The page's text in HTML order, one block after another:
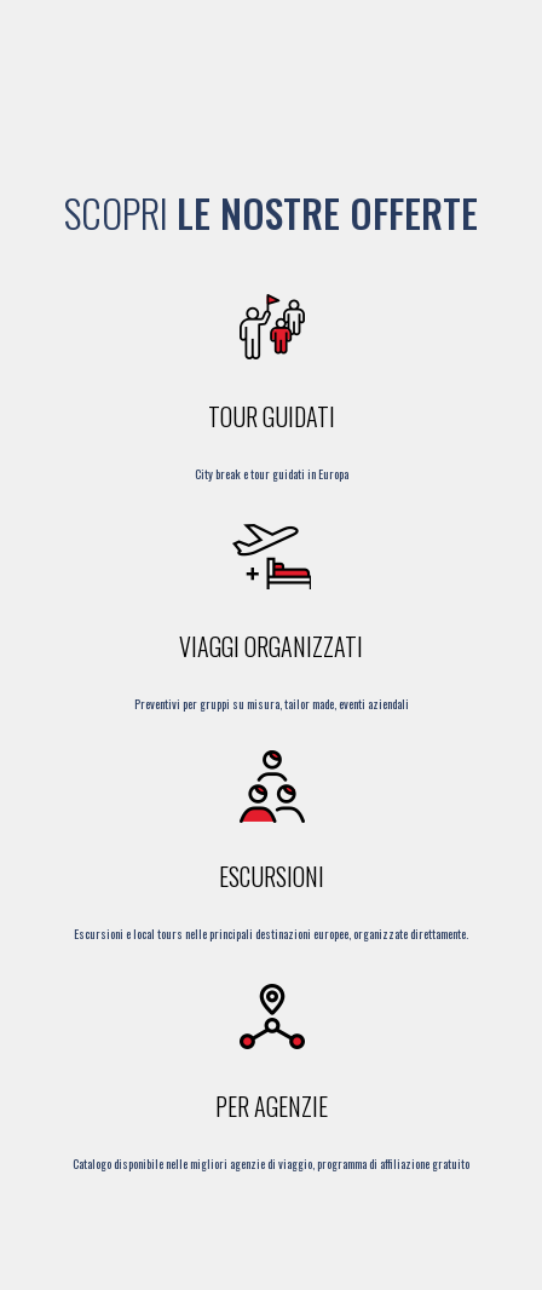
SCOPRI LE NOSTRE OFFERTE
TOUR GUIDATI
City break e tour guidati in Europa
VIAGGI ORGANIZZATI
Preventivi per gruppi su misura, tailor made, eventi aziendali
ESCURSIONI
Escursioni e local tours nelle principali destinazioni europee, organizzate direttamente.
PER AGENZIE
Catalogo disponibile nelle migliori agenzie di viaggio, programma di affiliazione gratuito